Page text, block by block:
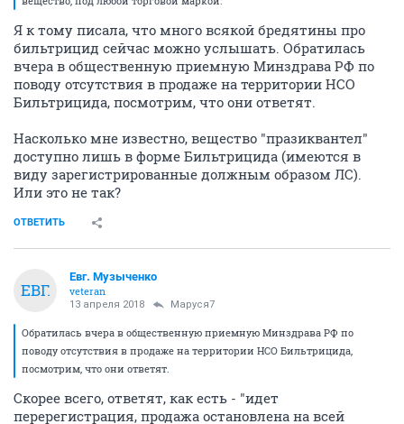
Я к тому писала, что много всякой бредятины про
бильтрицид сейчас можно услышать. Обратилась
вчера в общественную приемную Минздрава РФ по
поводу отсутствия в продаже на территории НСО
Бильтрицида, посмотрим, что они ответят.
Насколько мне известно, вещество "празиквантел"
доступно лишь в форме Бильтрицида (имеются в
виду зарегистрированные должным образом ЛС).
Или это не так?
ОТВЕТИТЬ
ЕВГ.
Евг. Музыченко
veteran
13 апреля 2018 Маруся7
Обратилась вчера в общественную приемную Минздрава РФ по
поводу отсутствия в продаже на территории НСО Бильтрицида,
посмотрим, что они ответят.
Скорее всего, ответят, как есть - "идет
перерегистрация, продажа остановлена на всей